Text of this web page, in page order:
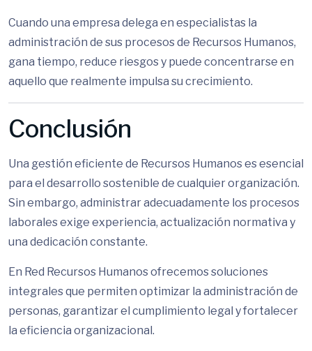
Cuando una empresa delega en especialistas la
administración de sus procesos de Recursos Humanos,
gana tiempo, reduce riesgos y puede concentrarse en
aquello que realmente impulsa su crecimiento.
Conclusión
Una gestión eficiente de Recursos Humanos es esencial
para el desarrollo sostenible de cualquier organización.
Sin embargo, administrar adecuadamente los procesos
laborales exige experiencia, actualización normativa y
una dedicación constante.
En Red Recursos Humanos ofrecemos soluciones
integrales que permiten optimizar la administración de
personas, garantizar el cumplimiento legal y fortalecer
la eficiencia organizacional.